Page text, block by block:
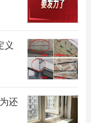
义
还